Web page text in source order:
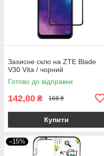
Захисне скло на ZTE Blade
V30 Vita / чорний
Готово до відправки
142,80 ₴ 168 ₴
Купити
–15%